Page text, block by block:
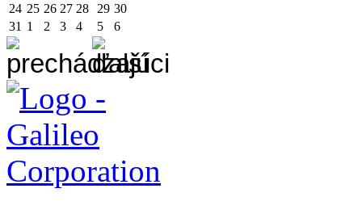
24 25 26 27 28 29 30
31 1 2 3 4 5 6